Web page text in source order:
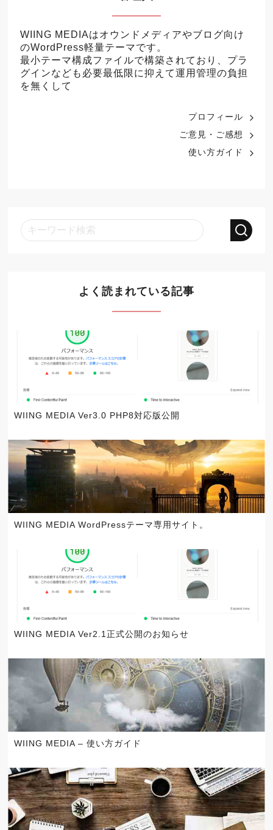
WIING MEDIAはオウンドメディアやブログ向け
のWordPress軽量テーマです。
最小テーマ構成ファイルで構築されており、プラ
グインなども必要最低限に抑えて運用管理の負担
を無くして
プロフィール
ご意見・ご感想
使い方ガイド
よく読まれている記事
WIING MEDIA Ver3.0 PHP8対応版公開
WIING MEDIA WordPressテーマ専用サイト。
WIING MEDIA Ver2.1正式公開のお知らせ
WIING MEDIA – 使い方ガイド